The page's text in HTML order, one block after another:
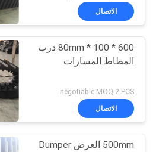
الاتصال
600 * 100 * 80mm درب
المطاط المسارات
negotiable MOQ:2 PCS
الاتصال
500mm العرض Dumper